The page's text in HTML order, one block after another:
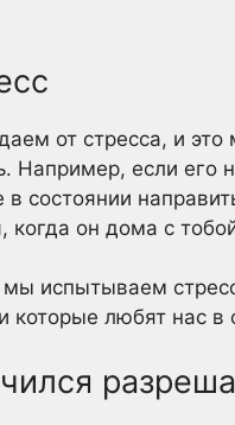
от стресса, и
Например, если его
в состоянии
когда он дома с
испытываем
любят нас в